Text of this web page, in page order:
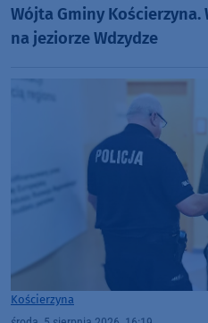
Wójta Gminy
na jeziorze Wdzydze
Kościerzyna